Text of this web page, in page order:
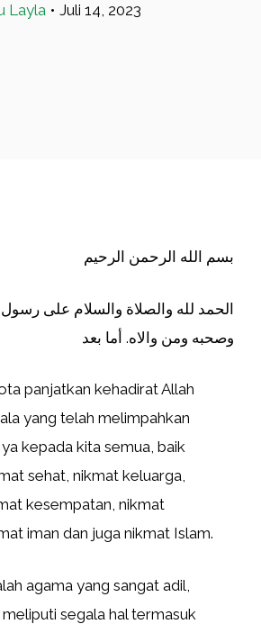
Layla • Juli 14, 2023
بسم الله الرحمن الرحيم
الحمد لله والصلاة والسلام على رسول
وصحبه ومن والاه. أما بعد
panjatkan kehadirat Allah
yang telah melimpahkan
kepada kita semua, baik
sehat, nikmat keluarga,
kesempatan, nikmat
iman dan juga nikmat Islam.
agama yang sangat adil,
segala hal termasuk